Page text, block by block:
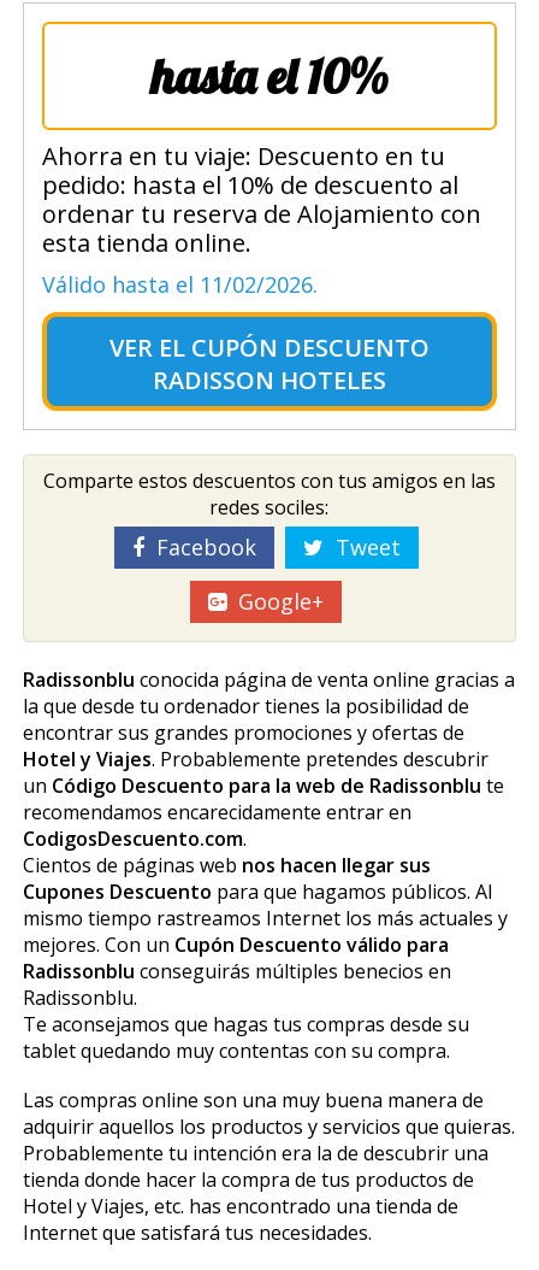
hasta el 10%
Ahorra en tu viaje: Descuento en tu
pedido: hasta el 10% de descuento al
ordenar tu reserva de Alojamiento con
esta tienda online.
Válido hasta el 11/02/2026.
VER EL CUPÓN DESCUENTO
RADISSON HOTELES
Comparte estos descuentos con tus amigos en las
redes sociles:
Facebook
Tweet
Google+
Radissonblu conocida página de venta online gracias a
la que desde tu ordenador tienes la posibilidad de
encontrar sus grandes promociones y ofertas de
Hotel y Viajes. Probablemente pretendes descubrir
un Código Descuento para la web de Radissonblu te
recomendamos encarecidamente entrar en
CodigosDescuento.com.
Cientos de páginas web nos hacen llegar sus
Cupones Descuento para que hagamos públicos. Al
mismo tiempo rastreamos Internet los más actuales y
mejores. Con un Cupón Descuento válido para
Radissonblu conseguirás múltiples beneficios en
Radissonblu.
Te aconsejamos que hagas tus compras desde su
tablet quedando muy contentas con su compra.
Las compras online son una muy buena manera de
adquirir aquellos los productos y servicios que quieras.
Probablemente tu intención era la de descubrir una
tienda donde hacer la compra de tus productos de
Hotel y Viajes, etc. has encontrado una tienda de
Internet que satisfará tus necesidades.